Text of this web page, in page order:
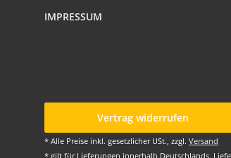
IMPRESSUM
Vertrag widerrufen
* Alle Preise inkl. gesetzlicher USt., zzgl. Versand
* gilt für Lieferungen innerhalb Deutschlands,